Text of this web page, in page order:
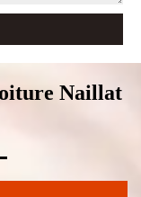
Naillat